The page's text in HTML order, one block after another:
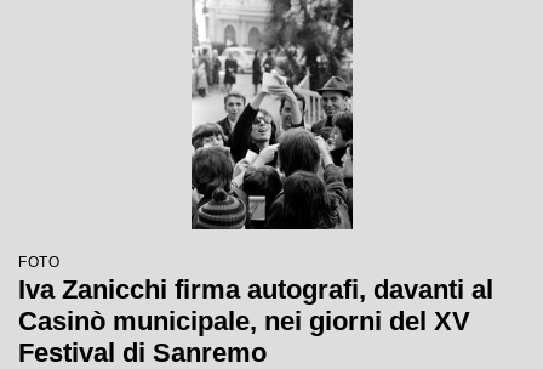
FOTO
Iva Zanicchi firma autografi, davanti al
Casinò municipale, nei giorni del XV
Festival di Sanremo